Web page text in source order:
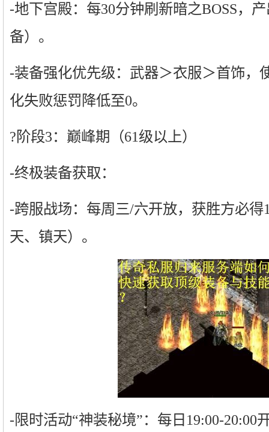
-地下宫殿：每30分钟刷新暗之BOSS，
备）。
-装备强化优先级：武器＞衣服＞首饰，
化失败惩罚降低至0。
?阶段3：巅峰期（61级以上）
-终极装备获取：
-跨服战场：每周三/六开放，获胜方必
天、镇天）。
-限时活动“神装秘境”：每日19:00-20:00